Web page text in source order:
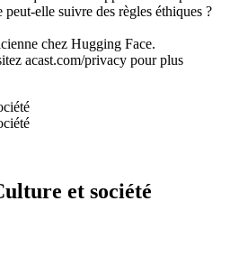
elle suivre des règles éthiques ?
chez Hugging Face.
acast.com/privacy pour plus
et société